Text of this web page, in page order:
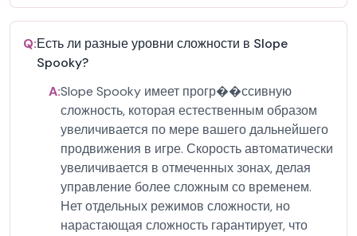
Q:Есть ли разные уровни сложности в Slope
Spooky?
A:Slope Spooky имеет прогр��ссивную
сложность, которая естественным образом
увеличивается по мере вашего дальнейшего
продвижения в игре. Скорость автоматически
увеличивается в отмеченных зонах, делая
управление более сложным со временем.
Нет отдельных режимов сложности, но
нарастающая сложность гарантирует, что